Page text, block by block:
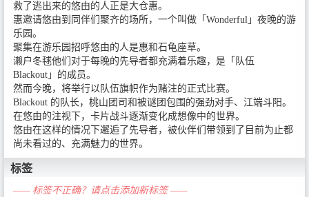
救了逃出来的悠由的人正是大仓惠。
惠邀请悠由到同伴们聚齐的场所，一个叫做「Wonderful」夜晚的游
乐园。
聚集在游乐园招呼悠由的人是惠和石龟座草。
濑户冬毬他们对于每晚的先导者都充满着乐趣，是「队伍
Blackout」的成员。
然而今晚，将举行以队伍旗帜作为赌注的正式比赛。
Blackout 的队长，桃山团司和被谜团包围的强劲对手、江端斗阳。
在悠由的注视下，卡片战斗逐渐变化成想像中的世界。
悠由在这样的情况下邂逅了先导者，被伙伴们带领到了目前为止都
尚未看过的、充满魅力的世界。
标签
—— 标签不正确？请点击添加新标签 ——